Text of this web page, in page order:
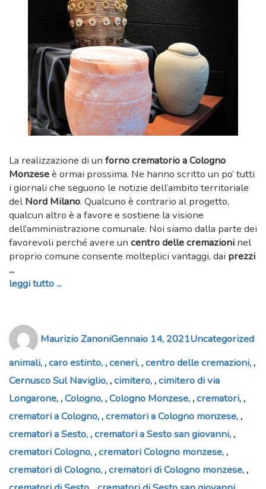
La realizzazione di un forno crematorio a Cologno
Monzeseè ormai prossima. Ne hanno scritto un po’ tutti
i giornali che seguono le notizie dell’ambito territoriale
delNord Milano. Qualcuno è contrario al progetto,
qualcun altro è a favore e sostiene la visione
dell’amministrazione comunale. Noi siamo dalla parte dei
favorevoli perché avere un centro delle cremazioni nel
proprio comune consente molteplici vantaggi, dai prezzi
...
leggi tutto ...
Maurizio Zanonion
Gennaio 14, 2021Uncategorized
animali ,caro estinto ,ceneri ,centro delle cremazioni ,
Cernusco Sul Naviglio ,cimitero ,cimitero di via
Longarone ,Cologno ,Cologno Monzese ,crematori ,
crematori a Cologno ,crematori a Cologno monzese ,
crematori a Sesto ,crematori a Sesto san giovanni ,
crematori Cologno ,crematori Cologno monzese ,
crematori di Cologno ,crematori di Cologno monzese ,